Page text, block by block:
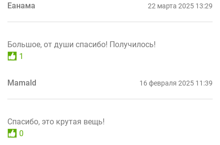
Еанама 22 марта 2025 13:29
Большое, от души спасибо! Получилось!
1
Mamald 16 февраля 2025 11:39
Спасибо, это крутая вещь!
0